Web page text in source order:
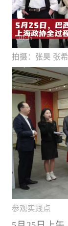
01:35
拍摄：张昊 张
参观实践点